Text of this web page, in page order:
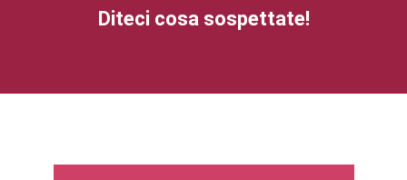
Diteci cosa sospettate!